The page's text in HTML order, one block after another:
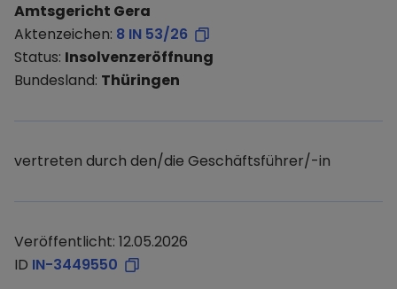
Amtsgericht Gera
Aktenzeichen: 8 IN 53/26
Status: Insolvenzeröffnung
Bundesland: Thüringen
vertreten durch den/die Geschäftsführer/-in
Veröffentlicht: 12.05.2026
ID IN-3449550